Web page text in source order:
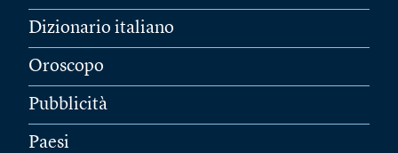
Dizionario italiano
Oroscopo
Pubblicità
Paesi